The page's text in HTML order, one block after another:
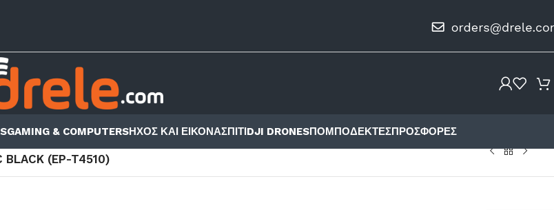
GAMING & COMPUTERSΗΧΟΣ ΚΑΙ ΕΙΚΟΝΑΣΠΙΤΙDJI DRONESΠΟΜΠΟΔΈΚΤΕΣΠΡΟΣΦΟΡΈΣ
(EP-T4510)